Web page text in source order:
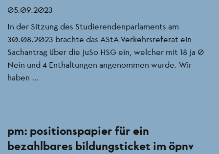
05.09.2023
In der Sitzung des Studierendenparlaments am
30.08.2023 brachte das AStA Verkehrsreferat ein
Sachantrag über die JuSo HSG ein, welcher mit 18 Ja 0
Nein und 4 Enthaltungen angenommen wurde. Wir
haben ...
pm: positionspapier für ein
bezahlbares bildungsticket im öpnv